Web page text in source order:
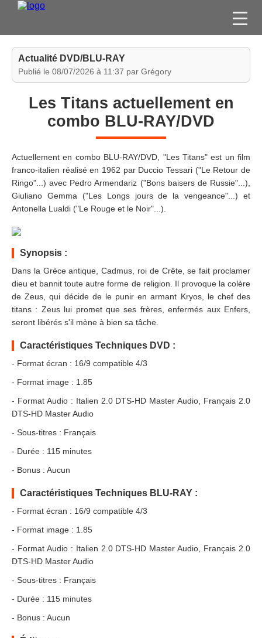
FILMS
JEUX VIDÉO
CONCOURS
ESPACE
MEMBRE
Actualité DVD/BLU-RAY
Publié le 08/07/2026 à 11:37 par Grégory
Les Titans actuellement en
combo BLU-RAY/DVD
Actuellement en combo BLU-RAY/DVD, "Les Titans" est un film
franco-italien réalisé en 1962 par Duccio Tessari ("Le Retour de
Ringo"...) avec Pedro Armendariz ("Bons baisers de Russie"...),
Giuliano Gemma ("Les Longs jours de la vengeance"...) et
Antonella Lualdi ("Le Rouge et le Noir"...).
Synopsis :
Dans la Grèce antique, Cadmus, roi de Crête, se fait proclamer
dieu et bannit toute autre forme de religion. Il provoque la colère
de Zeus, qui décide de le punir en armant Kryos, le chef des
titans : Zeus lui promet que ses frères, enfermés aux Enfers,
seront libérés s'il mène à bien sa tâche.
Caractéristiques Techniques DVD :
- Format écran : 16/9 compatible 4/3
- Format image : 1.85
- Format Audio : Italien 2.0 DTS-HD Master Audio, Français 2.0
DTS-HD Master Audio
- Sous-titres : Français
- Durée : 115 minutes
- Bonus : Aucun
Caractéristiques Techniques BLU-RAY :
- Format écran : 16/9 compatible 4/3
- Format image : 1.85
- Format Audio : Italien 2.0 DTS-HD Master Audio, Français 2.0
DTS-HD Master Audio
- Sous-titres : Français
- Durée : 115 minutes
- Bonus : Aucun